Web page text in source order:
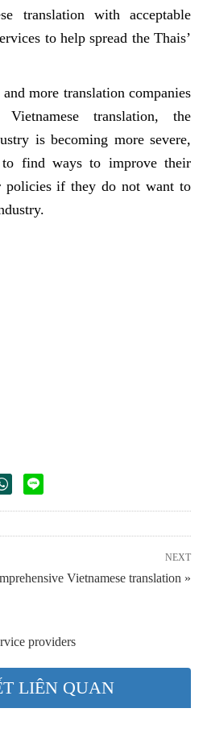
translation with acceptable
to help spread the Thais’
more translation companies
translation, the
is becoming more severe,
to find ways to improve their
policies if they do not want to
NEXT
Vietnamese translation »
providers
LIÊN QUAN